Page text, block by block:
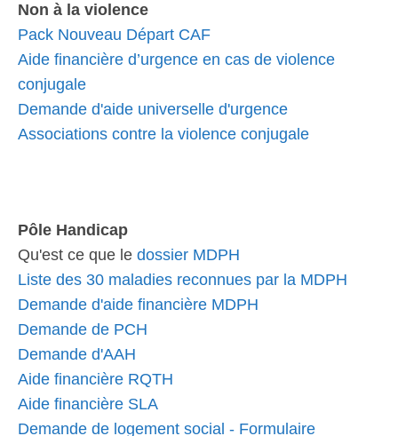
Non à la violence
Pack Nouveau Départ CAF
Aide financière d’urgence en cas de violence
conjugale
Demande d'aide universelle d'urgence
Associations contre la violence conjugale
Pôle Handicap
Qu'est ce que le dossier MDPH
Liste des 30 maladies reconnues par la MDPH
Demande d'aide financière MDPH
Demande de PCH
Demande d'AAH
Aide financière RQTH
Aide financière SLA
Demande de logement social - Formulaire